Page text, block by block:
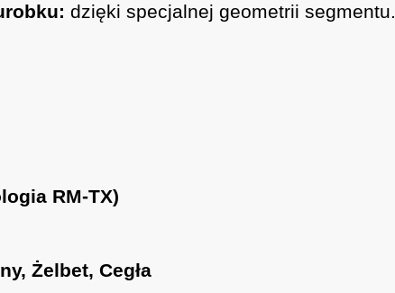
dzięki specjalnej geometrii segmentu.
RM-TX)
Żelbet, Cegła